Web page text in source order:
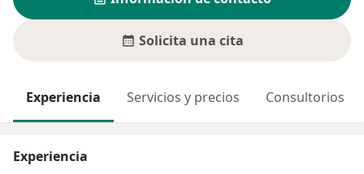
Solicita una cita
Experiencia Servicios y precios Consultorios
Experiencia